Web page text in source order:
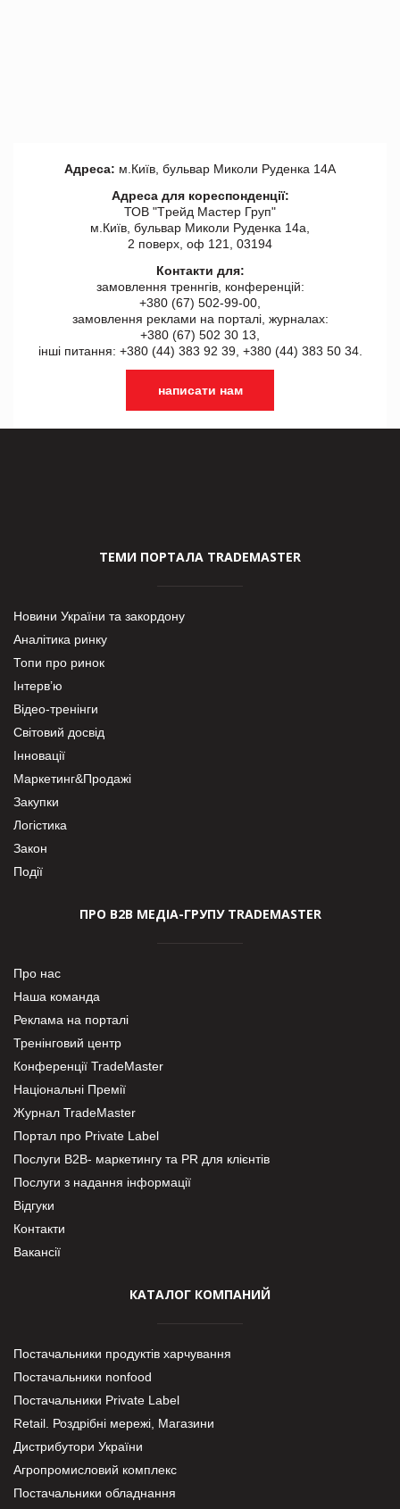
Адреса: м.Київ, бульвар Миколи Руденка 14А
Адреса для кореспонденції:
ТОВ "Tрейд Мастер Груп"
м.Київ, бульвар Миколи Руденка 14а,
2 поверх, оф 121, 03194
Контакти для:
замовлення треннгів, конференцій:
+380 (67) 502-99-00,
замовлення реклами на порталі, журналах:
+380 (67) 502 30 13,
інші питання: +380 (44) 383 92 39, +380 (44) 383 50 34.
написати нам
ТЕМИ ПОРТАЛА TRADEMASTER
Новини України та закордону
Аналітика ринку
Топи про ринок
Інтерв’ю
Відео-тренінги
Світовий досвід
Інновації
Маркетинг&Продажі
Закупки
Логістика
Закон
Події
ПРО В2В МЕДІА-ГРУПУ TRADEMASTER
Про нас
Наша команда
Реклама на порталі
Тренінговий центр
Конференції TradeMaster
Національні Премії
Журнал TradeMaster
Портал про Private Label
Послуги В2В- маркетингу та PR для клієнтів
Послуги з надання інформації
Відгуки
Контакти
Вакансії
КАТАЛОГ КОМПАНИЙ
Постачальники продуктів харчування
Постачальники nonfood
Постачальники Private Label
Retail. Роздрібні мережі, Магазини
Дистрибутори України
Агропромисловий комплекс
Постачальники обладнання